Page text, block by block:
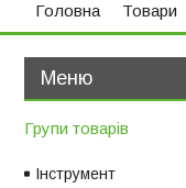
Головна Товари
Групи товарів
Інструмент